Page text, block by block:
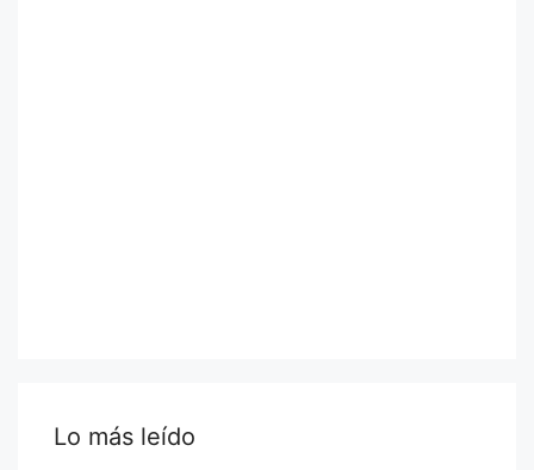
Lo más leído